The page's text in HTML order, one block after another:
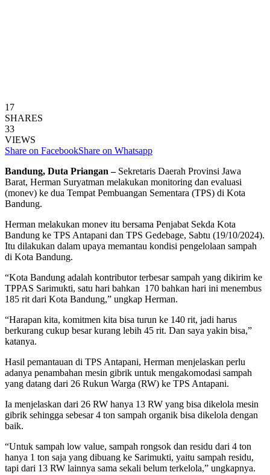
17
SHARES
33
VIEWS
Share on FacebookShare on Whatsapp
Bandung, Duta Priangan – Sekretaris Daerah Provinsi Jawa
Barat, Herman Suryatman melakukan monitoring dan evaluasi
(monev) ke dua Tempat Pembuangan Sementara (TPS) di Kota
Bandung.
Herman melakukan monev itu bersama Penjabat Sekda Kota
Bandung ke TPS Antapani dan TPS Gedebage, Sabtu (19/10/2024).
Itu dilakukan dalam upaya memantau kondisi pengelolaan sampah
di Kota Bandung.
“Kota Bandung adalah kontributor terbesar sampah yang dikirim ke
TPPAS Sarimukti, satu hari bahkan 170 bahkan hari ini menembus
185 rit dari Kota Bandung,” ungkap Herman.
“Harapan kita, komitmen kita bisa turun ke 140 rit, jadi harus
berkurang cukup besar kurang lebih 45 rit. Dan saya yakin bisa,”
katanya.
Hasil pemantauan di TPS Antapani, Herman menjelaskan perlu
adanya penambahan mesin gibrik untuk mengakomodasi sampah
yang datang dari 26 Rukun Warga (RW) ke TPS Antapani.
Ia menjelaskan dari 26 RW hanya 13 RW yang bisa dikelola mesin
gibrik sehingga sebesar 4 ton sampah organik bisa dikelola dengan
baik.
“Untuk sampah low value, sampah rongsok dan residu dari 4 ton
hanya 1 ton saja yang dibuang ke Sarimukti, yaitu sampah residu,
tapi dari 13 RW lainnya sama sekali belum terkelola,” ungkapnya.